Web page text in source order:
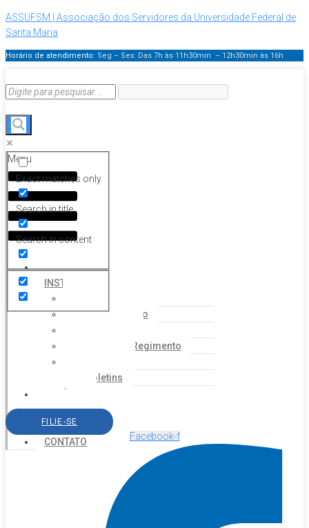
ASSUFSM | Associação dos Servidores da Universidade Federal de
Santa Maria
Horário de atendimento: Seg – Sex: Das 7h às 11h30min – 12h30min às 16h
Exact matches only
Search in title
Search in content
Menu
HOME
INSTITUCIONAL
Coordenação
Estatuto e Regimento
Boletins
SERVIÇOS
AGENDA
CONTATO
FILIE-SE
Facebook-f